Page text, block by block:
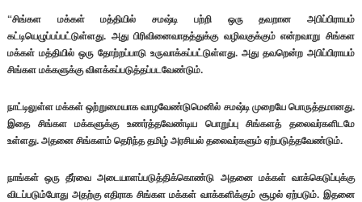
“சிங்கள மக்கள் மத்தியில் சமஷ்டி பற்றி ஒரு தவறான அபிப்பிராயம்
கட்டியெழுப்பப்பட்டுள்ளது. அது பிரிவினைவாதத்துக்கு வழிவகுக்கும் என்றவாறு சிங்கள
மக்கள் மத்தியில் ஒரு தோற்றப்பாடு உருவாக்கப்பட்டுள்ளது. அது தவறென்ற அபிப்பிராயம்
சிங்கள மக்களுக்கு விளக்கப்படுத்தப்படவேண்டும்.
நாட்டிலுள்ள மக்கள் ஒற்றுமையாக வாழவேண்டுமெனில் சமஷ்டி முறையே பொருத்தமானது.
இதை சிங்கள மக்களுக்கு உணர்த்தவேண்டிய பொறுப்பு சிங்களத் தலைவர்களிடமே
உள்ளது. அதனை சிங்களம் தெரிந்த தமிழ் அரசியல் தலைவர்களும் ஏற்படுத்தவேண்டும்.
நாங்கள் ஒரு தீர்வை அடையாளப்படுத்திக்கொண்டு அதனை மக்கள் வாக்கெடுப்புக்கு
விடப்படும்போது அதற்கு எதிராக சிங்கள மக்கள் வாக்களிக்கும் சூழல் ஏற்படும். இதனை